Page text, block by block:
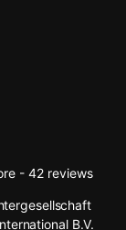
- 42 reviews
B.V.